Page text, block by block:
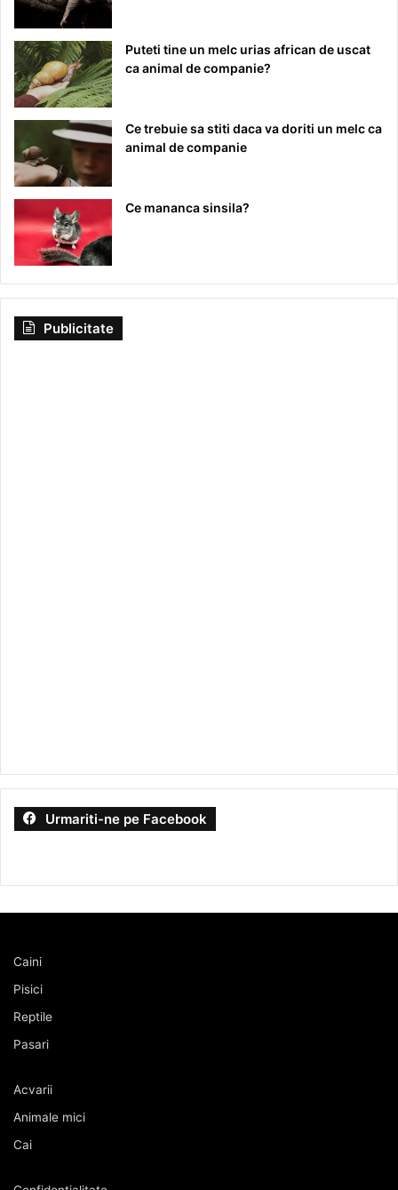
Puteti tine un melc urias african de uscat
ca animal de companie?
Ce trebuie sa stiti daca va doriti un melc ca
animal de companie
Ce mananca sinsila?
Publicitate
Urmariti-ne pe Facebook
Caini
Pisici
Reptile
Pasari
Acvarii
Animale mici
Cai